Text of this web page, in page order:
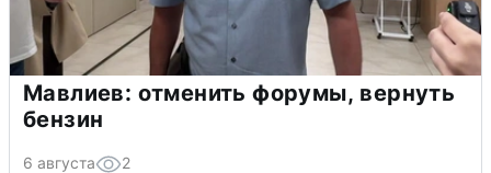
Мавлиев: отменить форумы, вернуть
бензин
6 августа 2